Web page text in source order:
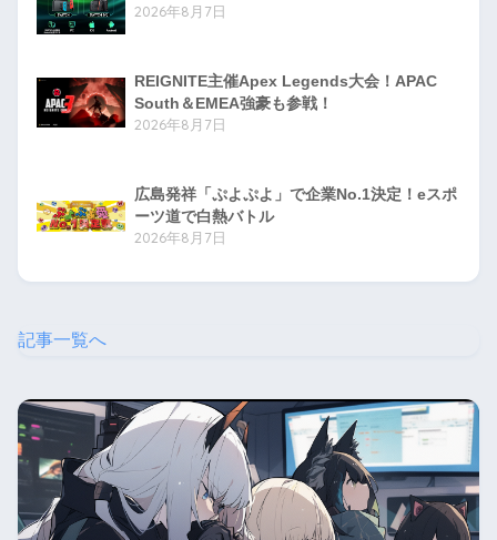
2026年8月7日
REIGNITE主催Apex Legends大会！APAC
South＆EMEA強豪も参戦！
2026年8月7日
広島発祥「ぷよぷよ」で企業No.1決定！eスポ
ーツ道で白熱バトル
2026年8月7日
記事一覧へ